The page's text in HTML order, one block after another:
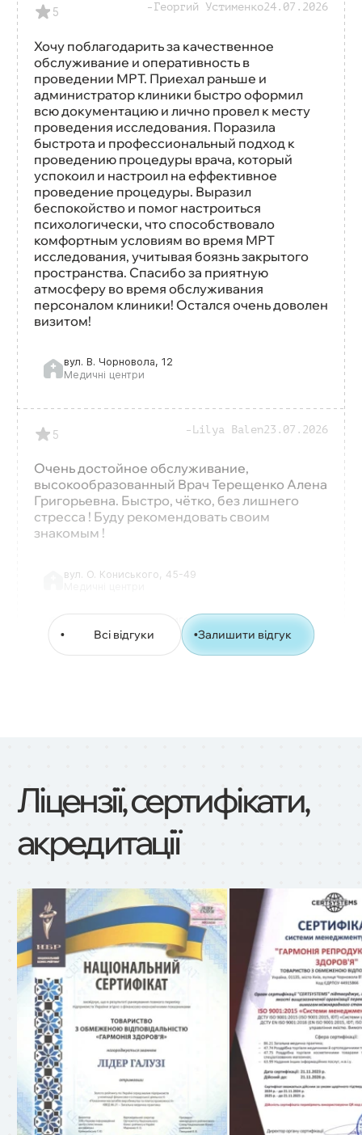
5 Георгий Устименко24.07.2026
Хочу поблагодарить за качественное
обслуживание и оперативность в
проведении МРТ. Приехал раньше и
администратор клиники быстро оформил
всю документацию и лично провел к месту
проведения исследования. Поразила
быстрота и профессиональный подход к
проведению процедуры врача, который
успокоил и настроил на еффективное
проведение процедуры. Выразил
беспокойство и помог настроиться
психологически, что способствовало
комфортным условиям во время МРТ
исследования, учитывая боязнь закрытого
пространства. Спасибо за приятную
атмосферу во время обслуживания
персоналом клиники! Остался очень доволен
визитом!
вул. В. Чорновола, 12
Медичні центри
5 Lilya Balen 23.07.2026
Очень достойное обслуживание,
высокообразованный Врач Терещенко Алена
Григорьевна. Быстро, чётко, без лишнего
стресса ! Буду рекомендовать своим
знакомым !
вул. О. Кониського, 45-49
Терещенко Олена Григорівна
Лікар другої кваліфікаційної категорії
Всі відгуки Залишити відгук
Ліцензії, сертифікати,
акредитації